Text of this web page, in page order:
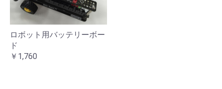
ロボット用バッテリーボー
ド
￥1,760